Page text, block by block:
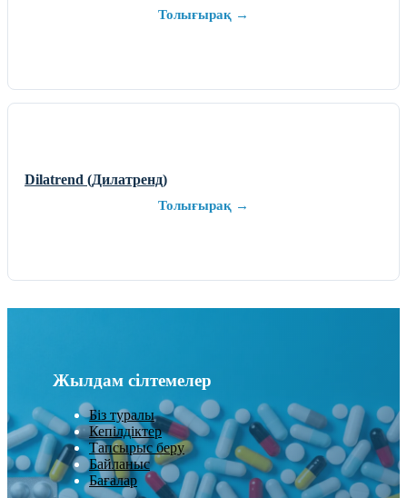
Толығырақ →
Dilatrend (Дилатренд)
Толығырақ →
Жылдам сілтемелер
Біз туралы
Кепілдіктер
Тапсырыс беру
Байланыс
Бағалар